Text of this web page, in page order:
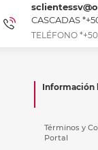
CASCADAS
TELÉFONO
Información
Términos y
Portal